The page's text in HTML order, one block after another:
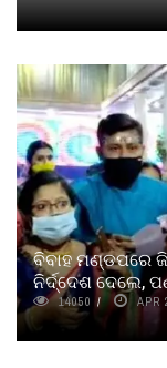
ବିବାହ ମଣ୍ଡପରେ
ନିର୍ଦ୍ଦେଶ ଦେଲେ,
14050 APR